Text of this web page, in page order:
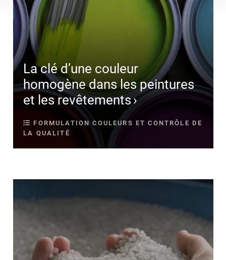
La clé d’une couleur
homogène dans les peintures
et les revêtements
FORMULATION COULEURS ET CONTRÔLE DE
LA QUALITÉ